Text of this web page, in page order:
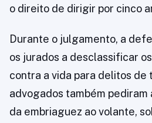
o direito de dirigir por cinco
Durante o julgamento, a
os jurados a desclassificar
contra a vida para delitos de
advogados também pediram
da embriaguez ao volante,